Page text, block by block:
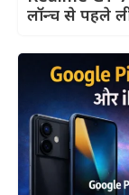
लॉन्च से पहले